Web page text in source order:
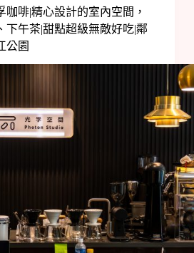
咖啡|精心設計的室內空間，
下午茶|甜點超級無敵好吃|鄰
公園